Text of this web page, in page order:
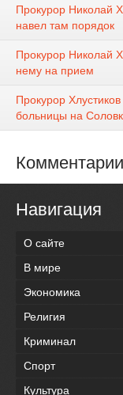
Прокурор Николай
навел там порядок
Прокурор Николай
нему на прием
Прокурор
больницы на
Навигация
О сайте
В мире
Экономика
Религия
Криминал
Спорт
Культура